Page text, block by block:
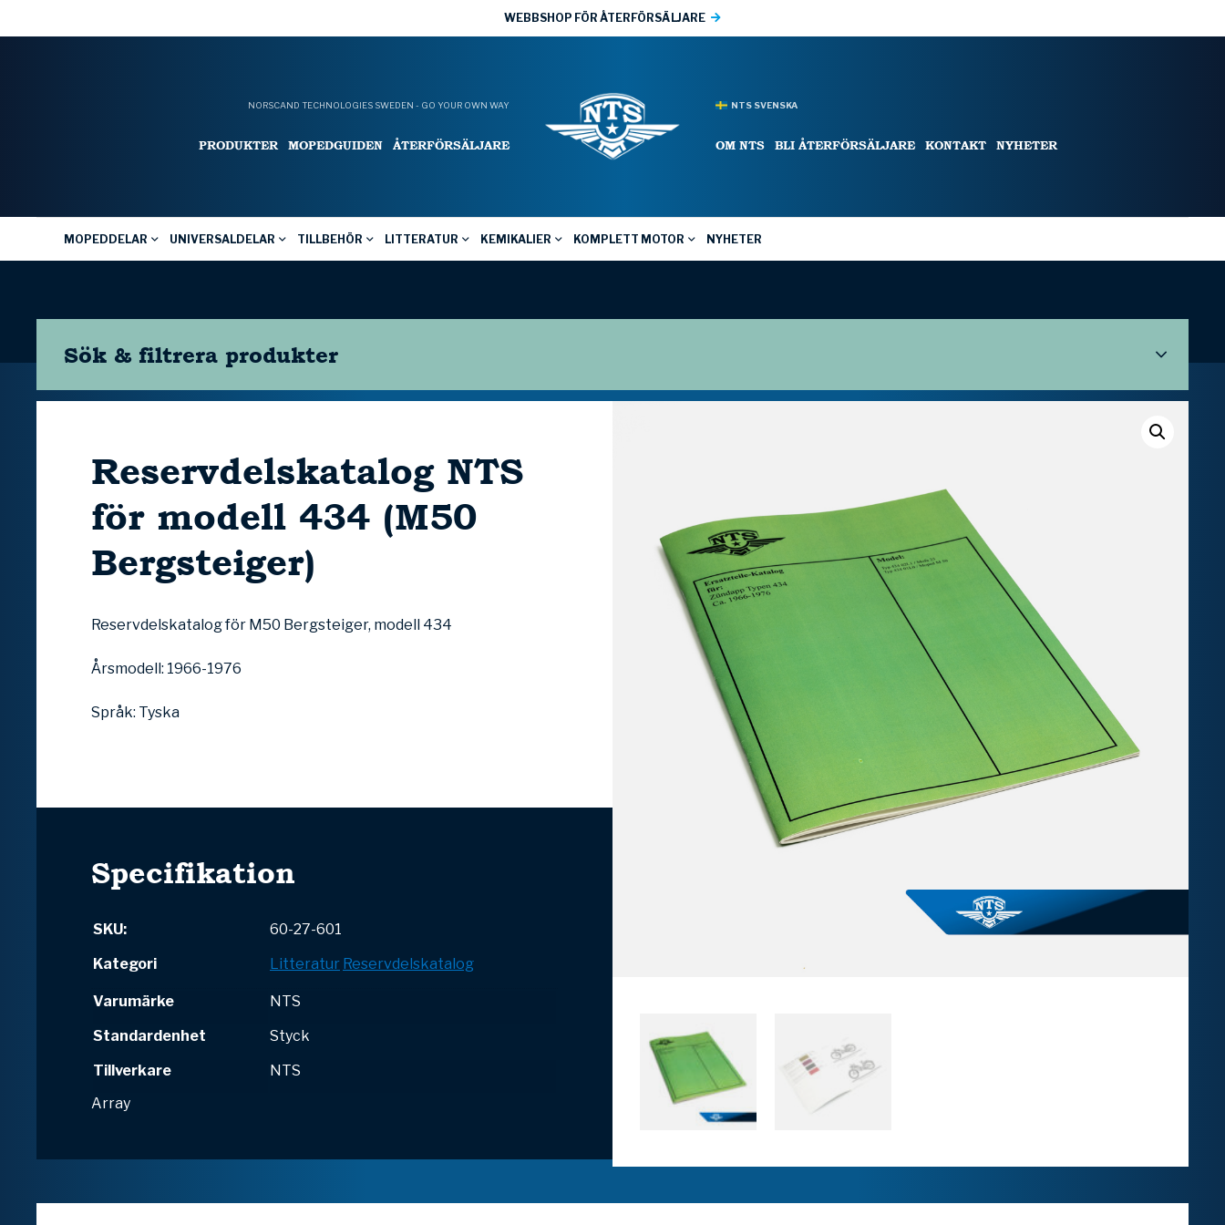
WEBBSHOP FÖR ÅTERFÖRSÄLJARE
NORSCAND TECHNOLOGIES SWEDEN - GO YOUR OWN WAY
PRODUKTER MOPEDGUIDEN ÅTERFÖRSÄLJARE
NTS SVENSKA
OM NTS BLI ÅTERFÖRSÄLJARE KONTAKT NYHETER
MOPEDDELAR UNIVERSALDELAR TILLBEHÖR LITTERATUR KEMIKALIER KOMPLETT MOTOR NYHETER
Sök & filtrera produkter
Reservdelskatalog NTS
för modell 434 (M50
Bergsteiger)
Reservdelskatalog för M50 Bergsteiger, modell 434
Årsmodell: 1966-1976
Språk: Tyska
Specifikation
SKU:
60-27-601
Kategori
Litteratur Reservdelskatalog
Varumärke
NTS
Standardenhet
Styck
Tillverkare
NTS
Array